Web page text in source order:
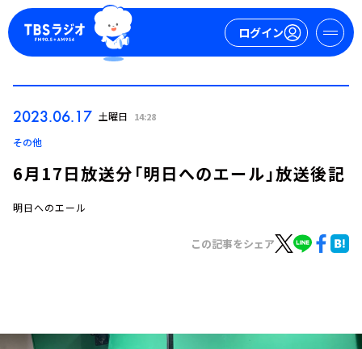
ログイン
トピックス
2023.06.17 土曜日 14:28
その他
6月17日放送分「明日へのエール」放送後記
明日へのエール
この記事をシェア